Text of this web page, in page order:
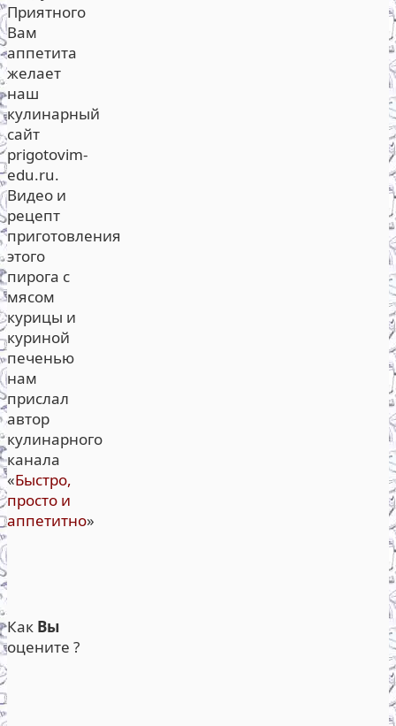
Приятного
Вам
аппетита
желает
наш
кулинарный
сайт
prigotovim-
edu.ru.
Видео и
рецепт
приготовления
этого
пирога с
мясом
курицы и
куриной
печенью
нам
прислал
автор
кулинарного
канала
«Быстро,
просто и
аппетитно»
Как Вы
оцените ?